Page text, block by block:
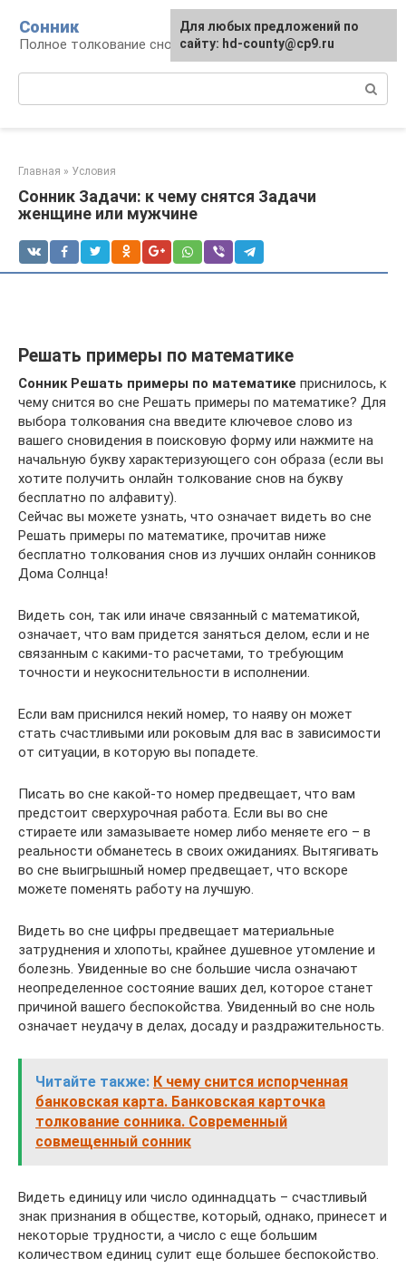
контенту
Сонник
Полное толкование снов
Главная » Условия
Сонник Задачи: к чему снятся Задачи
женщине или мужчине
Решать примеры по математике
Сонник Решать примеры по математике приснилось, к
чему снится во сне Решать примеры по математике? Для
выбора толкования сна введите ключевое слово из
вашего сновидения в поисковую форму или нажмите на
начальную букву характеризующего сон образа (если вы
хотите получить онлайн толкование снов на букву
бесплатно по алфавиту).
Сейчас вы можете узнать, что означает видеть во сне
Решать примеры по математике, прочитав ниже
бесплатно толкования снов из лучших онлайн сонников
Дома Солнца!
Видеть сон, так или иначе связанный с математикой,
означает, что вам придется заняться делом, если и не
связанным с какими-то расчетами, то требующим
точности и неукоснительности в исполнении.
Если вам приснился некий номер, то наяву он может
стать счастливыми или роковым для вас в зависимости
от ситуации, в которую вы попадете.
Писать во сне какой-то номер предвещает, что вам
предстоит сверхурочная работа. Если вы во сне
стираете или замазываете номер либо меняете его – в
реальности обманетесь в своих ожиданиях. Вытягивать
во сне выигрышный номер предвещает, что вскоре
можете поменять работу на лучшую.
Видеть во сне цифры предвещает материальные
затруднения и хлопоты, крайнее душевное утомление и
болезнь. Увиденные во сне большие числа означают
неопределенное состояние ваших дел, которое станет
причиной вашего беспокойства. Увиденный во сне ноль
означает неудачу в делах, досаду и раздражительность.
Читайте также: К чему снится испорченная
банковская карта. Банковская карточка
толкование сонника. Современный
cовмещенный сонник
Видеть единицу или число одиннадцать – счастливый
знак признания в обществе, который, однако, принесет и
некоторые трудности, а число с еще большим
количеством единиц сулит еще большее беспокойство.
Для любых предложений по
сайту: hd-county@cp9.ru